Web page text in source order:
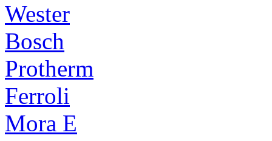
Wester
Bosch
Protherm
Ferroli
Mora E